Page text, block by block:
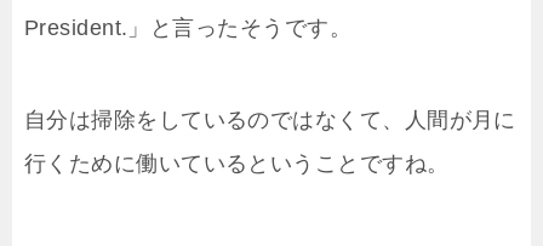
President.」と言ったそうです。
自分は掃除をしているのではなくて、人間が月に
行くために働いているということですね。